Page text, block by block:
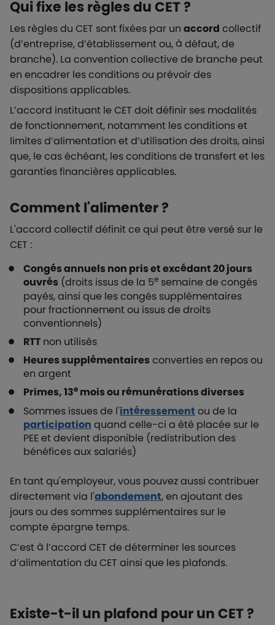
Qui fixe les règles du CET ?
Les règles du CET sont fixées par un accord collectif
(d’entreprise, d’établissement ou, à défaut, de
branche). La convention collective de branche peut
en encadrer les conditions ou prévoir des
dispositions applicables.
L’accord instituant le CET doit définir ses modalités
de fonctionnement, notamment les conditions et
limites d’alimentation et d’utilisation des droits, ainsi
que, le cas échéant, les conditions de transfert et les
garanties financières applicables.
Comment l'alimenter ?
L'accord collectif définit ce qui peut être versé sur le
CET :
Congés annuels non pris et excédant 20 jours
ouvrés (droits issus de la 5e semaine de congés
payés, ainsi que les congés supplémentaires
pour fractionnement ou issus de droits
conventionnels)
RTT non utilisés
Heures supplémentaires converties en repos ou
en argent
Primes, 13e mois ou rémunérations diverses
Sommes issues de l'intéressement ou de la
participation quand celle-ci a été placée sur le
PEE et devient disponible (redistribution des
bénéfices aux salariés)
En tant qu'employeur, vous pouvez aussi contribuer
directement via l'abondement, en ajoutant des
jours ou des sommes supplémentaires sur le
compte épargne temps.
C’est à l’accord CET de déterminer les sources
d’alimentation du CET ainsi que les plafonds.
Existe-t-il un plafond pour un CET ?